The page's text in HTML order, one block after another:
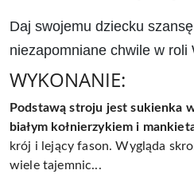
Daj swojemu dziecku
niezapomniane chwile w roli
WYKONANIE:
Podstawą stroju jest sukienka
białym kołnierzykiem i
krój i lejący fason. Wygląda
wiele tajemnic...